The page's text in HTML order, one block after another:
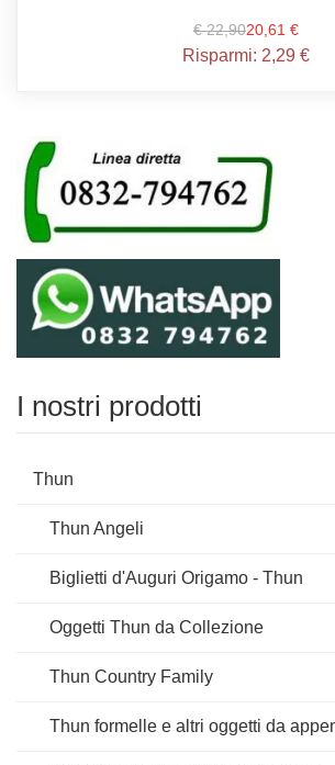
€ 22,9020,61 €
Risparmi: 2,29 €
I nostri prodotti
Thun
Thun Angeli
Biglietti d'Auguri Origamo - Thun
Oggetti Thun da Collezione
Thun Country Family
Thun formelle e altri oggetti da